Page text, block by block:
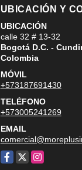
UBICACIÓN Y
UBICACIÓN
calle 32 # 13-32
Bogotá D.C. -
Colombia
MÓVIL
+573187691430
TELÉFONO
+573005241269
EMAIL
Facebook
X Instagram